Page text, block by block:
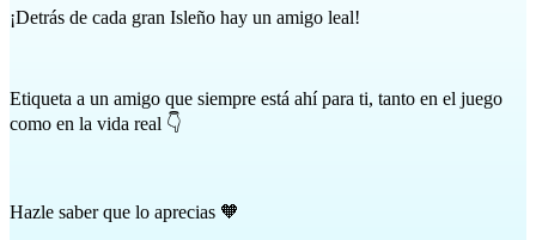
¡Detrás de cada gran Isleño hay un amigo leal!
Etiqueta a un amigo que siempre está ahí para ti, tanto en el juego
como en la vida real 👇
Hazle saber que lo aprecias 🧡